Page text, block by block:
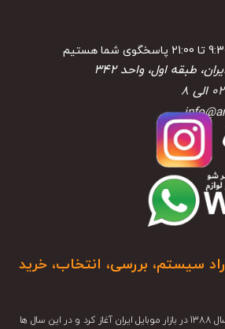
طبقه اول، واحد ۳۴۲
الی 8
سیستم، بررسی، انتخاب، خرید
آرادسیستم فعالیت خود را از سال 1388 در بازار موبایل ایران آغاز کرد و در این سال ها